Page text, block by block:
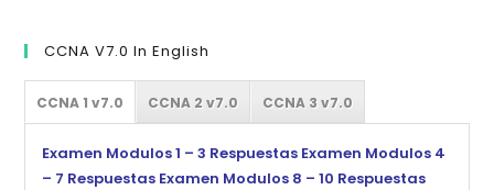
CCNA V7.0 In English
CCNA 1 v7.0 CCNA 2 v7.0 CCNA 3 v7.0
Examen Modulos 1 – 3 Respuestas Examen Modulos 4
– 7 Respuestas Examen Modulos 8 – 10 Respuestas